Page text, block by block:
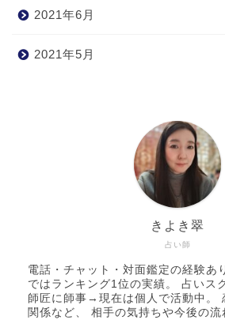
2021年6月
2021年5月
占い師
きよき翠
電話・チャット・対面鑑定の経験あ
ではランキング1位の実績。 占い
師匠に師事→現在は個人で活動中。
関係など、 相手の気持ちや今後の流